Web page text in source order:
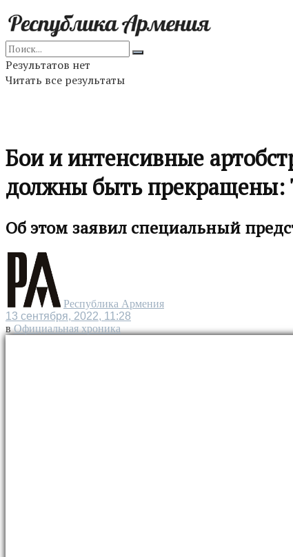
Результатов нет
Читать все результаты
Бои и интенсивные
должны быть прекращены:
Об этом заявил специальный
Республика Армения
13 сентября, 2022, 11:28
в Официальная хроника